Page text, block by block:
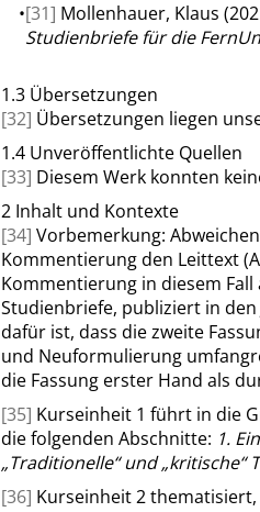
•[31] Mollenhauer, Klaus
Studienbriefe für die
1.3 Übersetzungen
[32] Übersetzungen liegen
1.4 Unveröffentlichte Quellen
[33] Diesem Werk konnten
2 Inhalt und Kontexte
[34] Vorbemerkung:
Kommentierung den Leittext
Kommentierung in diesem
Studienbriefe, publiziert in den
dafür ist, dass die zweite
und Neuformulierung
die Fassung erster Hand als
[35] Kurseinheit 1 führt in die
die folgenden Abschnitte: 1.
„Traditionelle“und„kritische“
[36] Kurseinheit 2